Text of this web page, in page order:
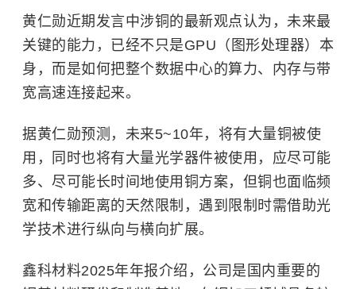
黄仁勋近期发言中涉铜的最新观点认为，未来最
关键的能力，已经不只是GPU（图形处理器）本
身，而是如何把整个数据中心的算力、内存与带
宽高速连接起来。
据黄仁勋预测，未来5~10年，将有大量铜被使
用，同时也将有大量光学器件被使用，应尽可能
多、尽可能长时间地使用铜方案，但铜也面临频
宽和传输距离的天然限制，遇到限制时需借助光
学技术进行纵向与横向扩展。
鑫科材料2025年年报介绍，公司是国内重要的